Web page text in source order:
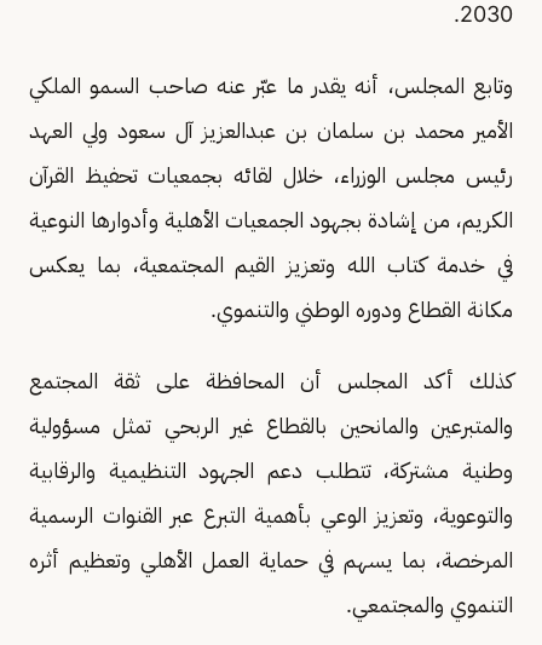
2030.
وتابع المجلس، أنه يقدر ما عبّر عنه صاحب السمو الملكي
الأمير محمد بن سلمان بن عبدالعزيز آل سعود ولي العهد
رئيس مجلس الوزراء، خلال لقائه بجمعيات تحفيظ القرآن
الكريم، من إشادة بجهود الجمعيات الأهلية وأدوارها النوعية
في خدمة كتاب الله وتعزيز القيم المجتمعية، بما يعكس
مكانة القطاع ودوره الوطني والتنموي.
كذلك أكد المجلس أن المحافظة على ثقة المجتمع
والمتبرعين والمانحين بالقطاع غير الربحي تمثل مسؤولية
وطنية مشتركة، تتطلب دعم الجهود التنظيمية والرقابية
والتوعوية، وتعزيز الوعي بأهمية التبرع عبر القنوات الرسمية
المرخصة، بما يسهم في حماية العمل الأهلي وتعظيم أثره
التنموي والمجتمعي.